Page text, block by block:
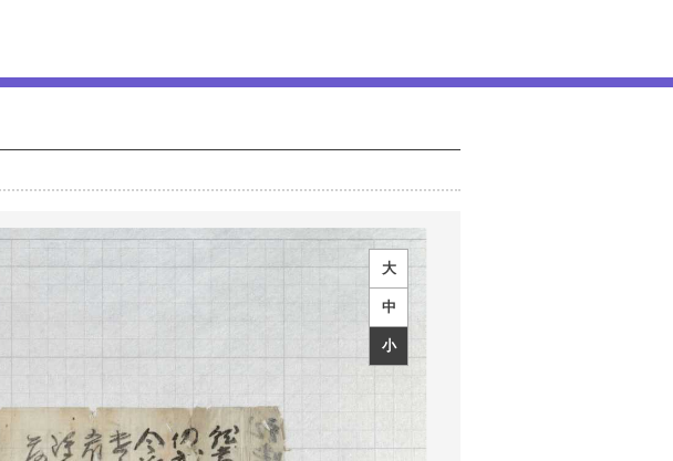
大
中
小